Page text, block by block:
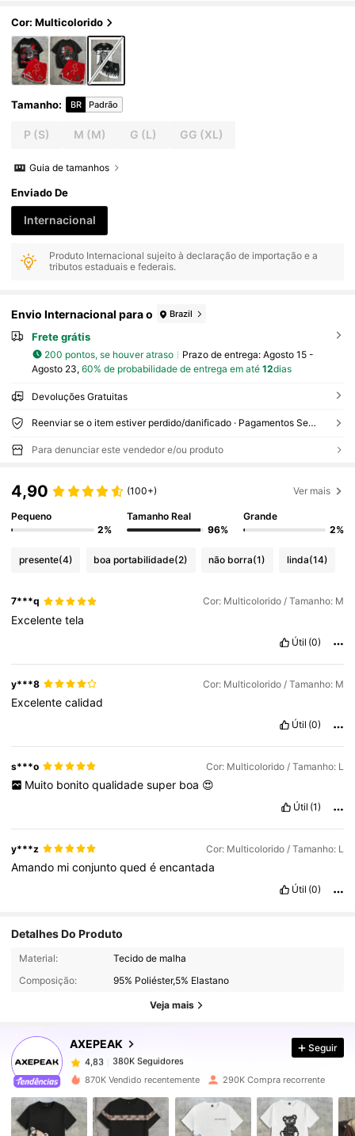
Cor: Multicolorido
Tamanho: BR Padrão
P (S) M (M) G (L) GG (XL)
Guia de tamanhos
Enviado De
Internacional
Produto Internacional sujeito à declaração de importação e a
tributos estaduais e federais.
Envio Internacional para o Brazil
Frete grátis
200 pontos, se houver atraso Prazo de entrega: Agosto 15 -
Agosto 23, 60% de probabilidade de entrega em até 12dias
Devoluções Gratuitas
Reenviar se o item estiver perdido/danificado · Pagamentos Seguros · Proteção de privacidade
Para denunciar este vendedor e/ou produto
4,90 (100+) Ver mais
Pequeno
2%
Tamanho Real
96%
Grande
2%
presente(4) boa portabilidade(2) não borra(1) linda(14)
7***q Cor: Multicolorido / Tamanho: M
Excelentetela
Útil (0)
y***8 Cor: Multicolorido / Tamanho: M
Excelentecalidad
Útil (0)
s***o Cor: Multicolorido / Tamanho: L
Muito bonito qualidade super boa 😍
Útil (1)
y***z Cor: Multicolorido / Tamanho: L
Amando miconjuntoquedéencantada
Útil (0)
Detalhes Do Produto
Material:
Tecido de malha
Composição:
95% Poliéster,5% Elastano
Veja mais
AXEPEAK
380K Seguidores
4,83
380K Seguidores
v***0 pago 1 dia atrás
4,83 380K Seguidores
Seguir
870K Vendido recentemente 290K Compra recorrente